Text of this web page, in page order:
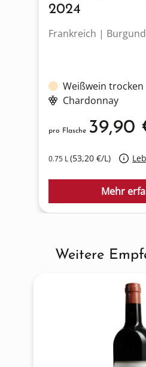
2024
Frankreich | Burgund
Weißwein trocken
Chardonnay
0.75 L(53,20 €/L)
pro Flasche 39,90
Mehr
Produktgalerie
Weitere